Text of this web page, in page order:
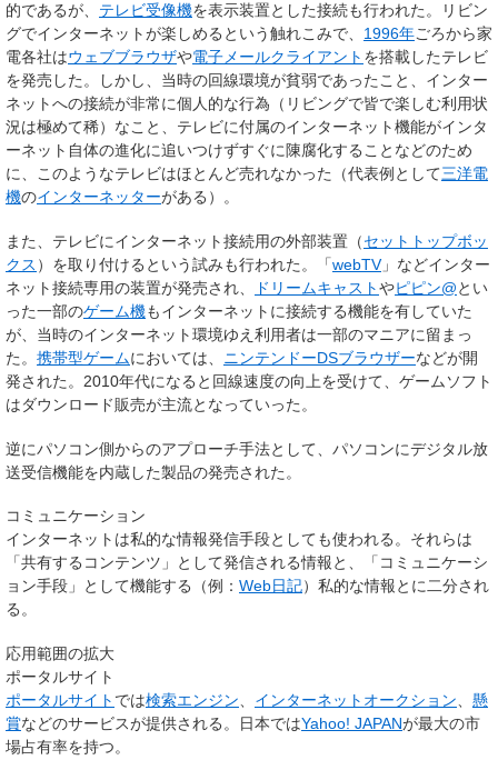
的であるが、 テレビ受像機を表示装置とした接続も行われた。リビン
グでインターネットが楽しめるという触れこみで、 1996年ごろから家
電各社はウェブブラウザや電子メールクライアント を搭載したテレビ
を発売した。しかし、当時の回線環境が貧弱であったこと、インター
ネットへの接続が非常に個人的な行為（リビングで皆で楽しむ利用状
況は極めて稀）なこと、テレビに付属のインターネット機能がインタ
ーネット自体の進化に追いつけずすぐに陳腐化することなどのため
に、このようなテレビはほとんど売れなかった（代表例として三洋電
機のインターネッターがある）。
また、テレビにインターネット接続用の外部装置（セットトップボッ
クス ）を取り付けるという試みも行われた。「webTV」などインター
ネット接続専用の装置が発売され、
ドリームキャストやピピン@とい
った一部のゲーム機もインターネットに接続する機能を有していた
が、当時のインターネット環境ゆえ利用者は一部のマニアに留まっ
た。 携帯型ゲームにおいては、 ニンテンドーDSブラウザーなどが開
発された。2010年代になると回線速度の向上を受けて、ゲームソフト
はダウンロード販売が主流となっていった。
逆にパソコン側からのアプローチ手法として、パソコンにデジタル放
送受信機能を内蔵した製品の発売された。
コミュニケーション
インターネットは私的な情報発信手段としても使われる。それらは
「共有するコンテンツ」として発信される情報と、「コミュニケーシ
ョン手段」として機能する（例： Web日記）私的な情報とに二分され
る。
応用範囲の拡大
ポータルサイト
ポータルサイト では検索エンジン インターネットオークション
懸
賞などのサービスが提供される。日本ではYahoo! JAPANが最大の市
場占有率を持つ。